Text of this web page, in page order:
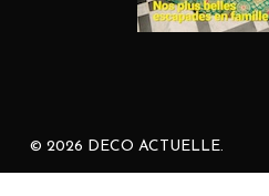
© 2026 DECO ACTUELLE.